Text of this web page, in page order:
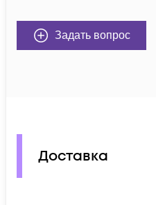
Задать вопрос
Доставка